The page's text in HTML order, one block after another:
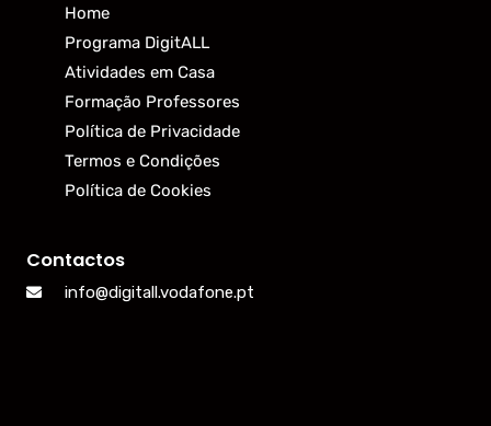
Home
Programa DigitALL
Atividades em Casa
Formação Professores
Política de Privacidade
Termos e Condições
Política de Cookies
Contactos
info@digitall.vodafone.pt